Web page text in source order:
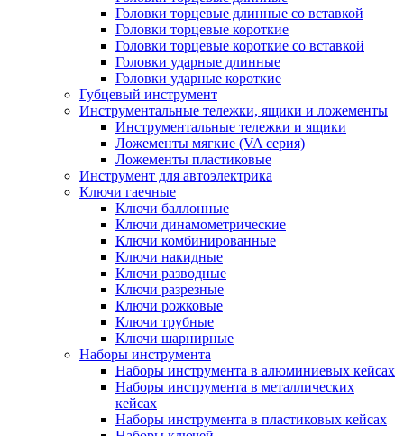
Головки торцевые длинные со вставкой
Головки торцевые короткие
Головки торцевые короткие со вставкой
Головки ударные длинные
Головки ударные короткие
Губцевый инструмент
Инструментальные тележки, ящики и ложементы
Инструментальные тележки и ящики
Ложементы мягкие (VA серия)
Ложементы пластиковые
Инструмент для автоэлектрика
Ключи гаечные
Ключи баллонные
Ключи динамометрические
Ключи комбинированные
Ключи накидные
Ключи разводные
Ключи разрезные
Ключи рожковые
Ключи трубные
Ключи шарнирные
Наборы инструмента
Наборы инструмента в алюминиевых кейсах
Наборы инструмента в металлических
кейсах
Наборы инструмента в пластиковых кейсах